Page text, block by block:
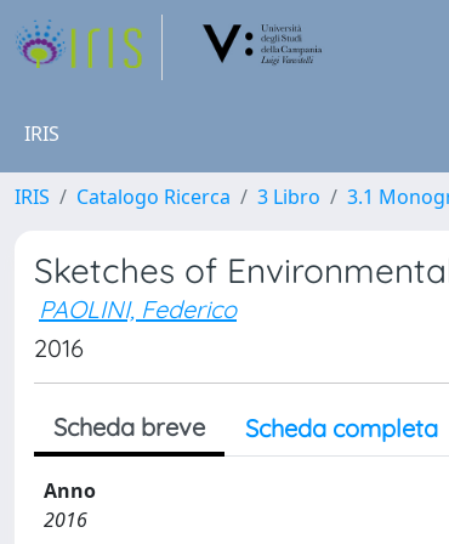
IRIS
IRIS Catalogo Ricerca 3 Libro 3.1
Sketches of
PAOLINI, Federico
2016
Scheda breve Scheda completa
Anno
2016